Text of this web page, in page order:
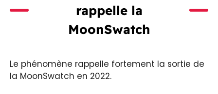
rappelle la
MoonSwatch
Le phénomène rappelle fortement la sortie de
la MoonSwatch en 2022.